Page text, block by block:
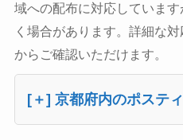
域への配布に対応していま
く場合があります。詳細な
からご確認いただけます。
[＋] 京都府内のポステ